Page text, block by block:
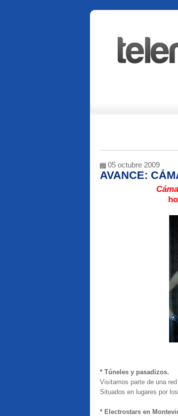
05 octubre 2009
AVANCE:
* Túneles y pasadizos.
Visitamos parte de una
Situados en lugares por
* Electrostars en